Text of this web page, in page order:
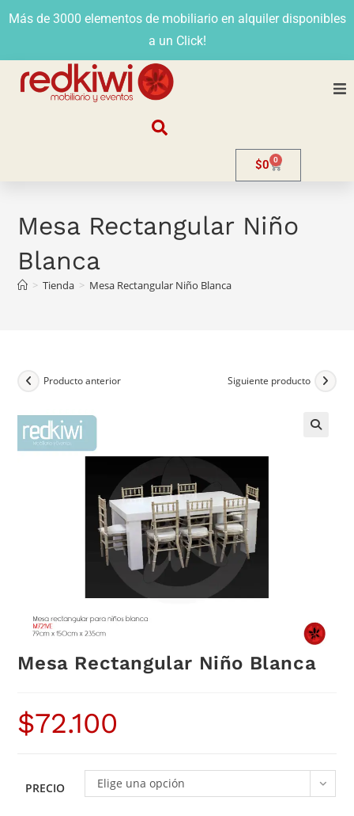
Más de 3000 elementos de mobiliario en alquiler disponibles
a un Click!
$0 0
Mesa Rectangular Niño
Blanca
> Tienda > Mesa Rectangular Niño Blanca
Producto anterior Siguiente producto
Mesa Rectangular Niño Blanca
$72.100
PRECIO Elige una opción